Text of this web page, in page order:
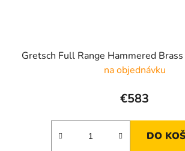
Gretsch Full Range Hammered
na objednávku
€583
DO